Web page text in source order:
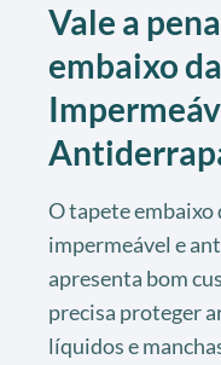
Vale a
embaixo
O tapete embaixo
impermeável e
apresenta bom
precisa proteger
líquidos e